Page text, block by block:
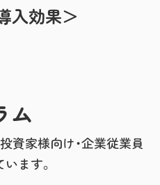
入効果＞
ム
資家様向け・企業従業員
ます。